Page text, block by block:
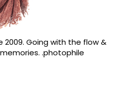
2009. Going with the flow &
.photophile